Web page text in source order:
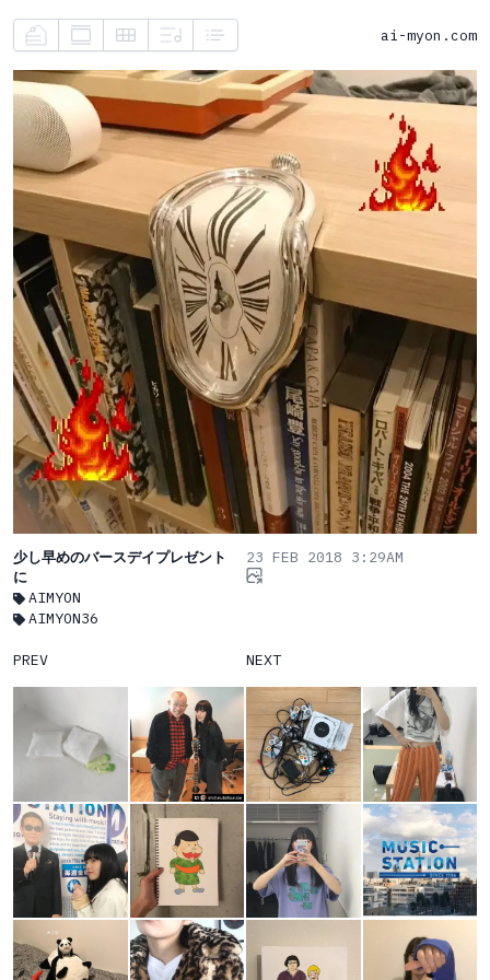
ai-myon.com
少し早めのバースデイプレゼント
に
AIMYON
AIMYON36
23 FEB 2018 3:29AM
PREV NEXT